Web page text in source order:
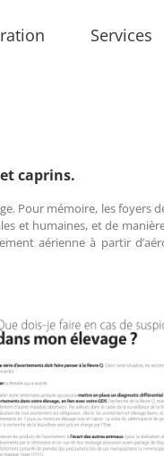
Services
caprins.
Pour mémoire, les foyers
et humaines, et de
aérienne à partir